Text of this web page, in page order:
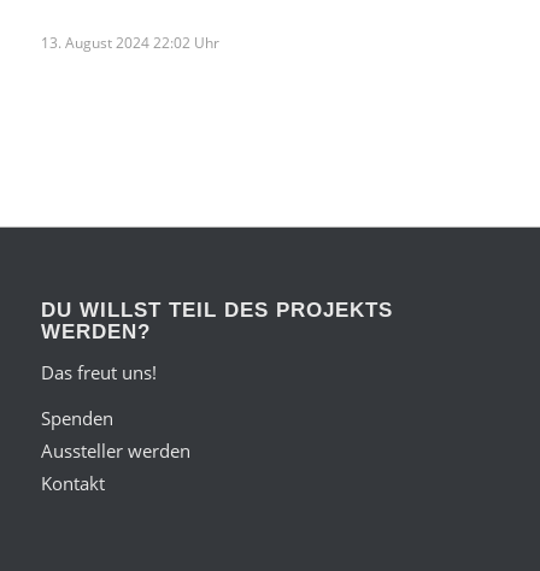
13. August 2024 22:02 Uhr
DU WILLST TEIL DES PROJEKTS
WERDEN?
Das freut uns!
Spenden
Aussteller werden
Kontakt